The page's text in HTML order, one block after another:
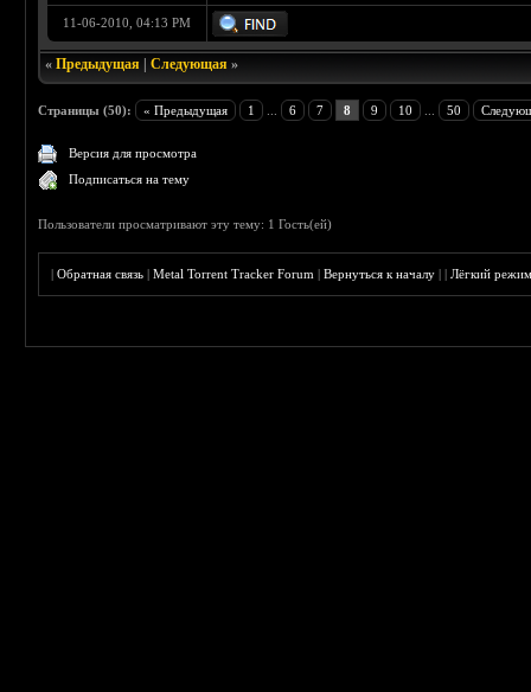
11-06-2010, 04:13 PM
«Предыдущая |Следующая »
Страницы (50): « Предыдущая 1 6 7 8 9 10 50
Версия для просмотра
Подписаться на тему
Пользователи просматривают эту тему: 1 Гость(ей)
|Обратная связь |Metal Torrent Tracker Forum |Вернуться к началу ||Лёгкий